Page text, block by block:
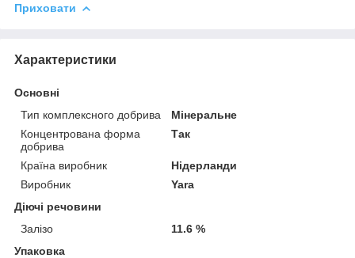
Приховати
Характеристики
Основні
Тип комплексного добрива
Мінеральне
Концентрована форма
добрива
Так
Країна виробник
Нідерланди
Виробник
Yara
Діючі речовини
Залізо
11.6 %
Упаковка